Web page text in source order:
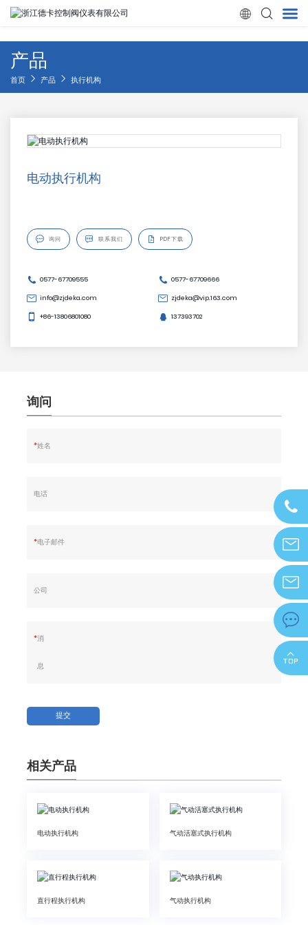
首页
关于我们
新闻
联系我们

产品
首页 产品 执行机构
电动执行机构
 询问  联系我们 PDF下载
0577-67709555 0577-67709666
info@zjdeka.com zjdeka@vip.163.com
+86-13806801080 137393702
询问
*姓名
电话
*电子邮件
公司
*消
息
提交
相关产品
电动执行机构 气动活塞式执行机构
直行程执行机构 气动执行机构
0577-
